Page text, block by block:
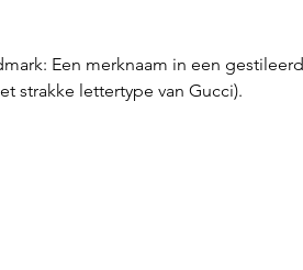
Een merknaam in een
strakke lettertype van Gucci).